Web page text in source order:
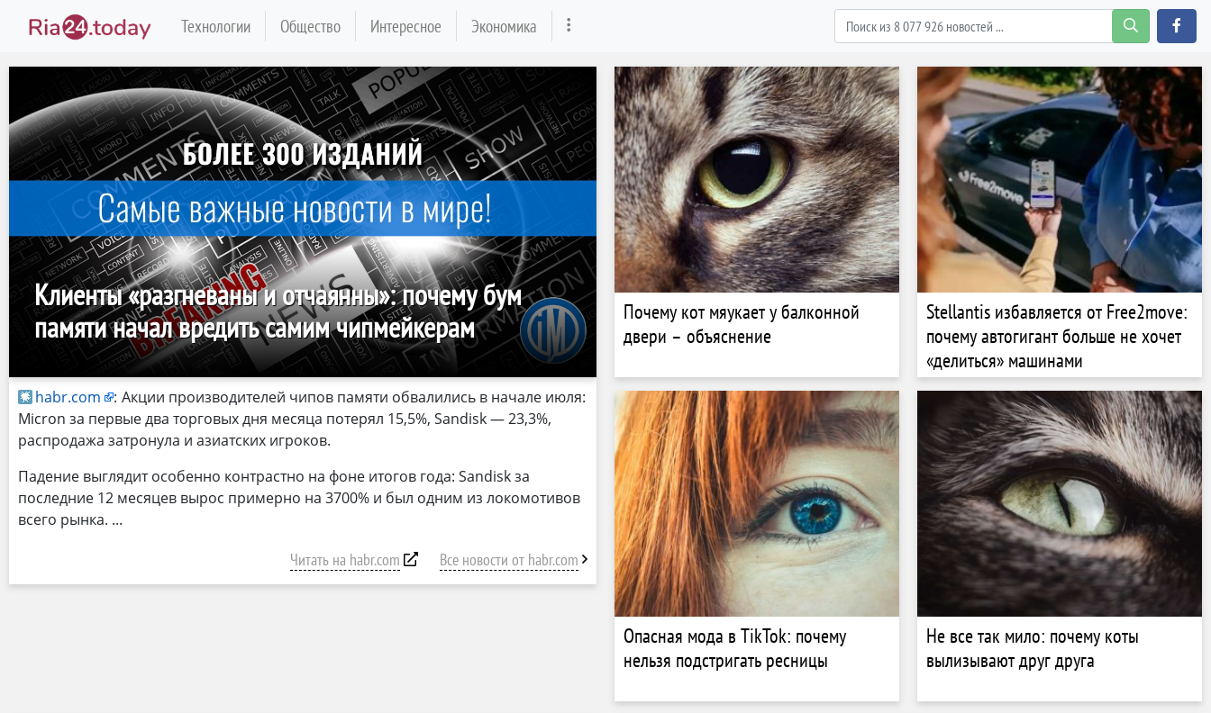
Технологии Общество Интересное Экономика
Клиенты «разгневаны и отчаянны»: почему бум
памяти начал вредить самим чипмейкерам
habr.com : Акции производителей чипов памяти обвалились в начале июля:
Micron за первые два торговых дня месяца потерял 15,5%, Sandisk — 23,3%,
распродажа затронула и азиатских игроков.
Падение выглядит особенно контрастно на фоне итогов года: Sandisk за
последние 12 месяцев вырос примерно на 3700% и был одним из локомотивов
всего рынка.
Читать на habr.com Все новости от habr.com
Почему кот мяукает у балконной
двери – объяснение
Stellantis избавляется от Free2move:
почему автогигант больше не хочет
«делиться» машинами
Опасная мода в TikTok: почему
нельзя подстригать ресницы
Не все так мило: почему коты
вылизывают друг друга